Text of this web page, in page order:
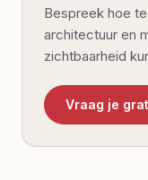
Bespreek hoe
architectuur en
zichtbaarheid
Vraag je